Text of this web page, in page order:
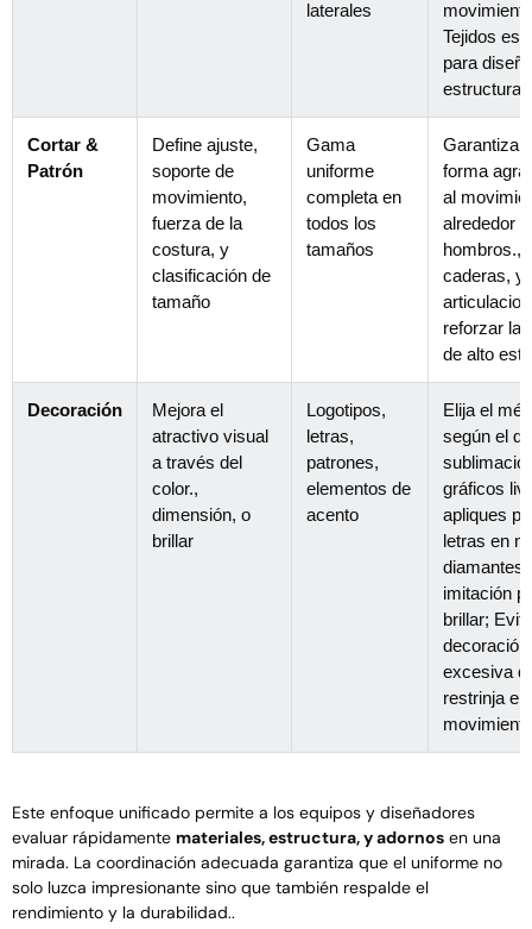
laterales
Tejidos
para
Cortar &
Patrón
Define ajuste,
soporte de
movimiento,
fuerza de la
costura, y
clasificación de
tamaño
Gama
uniforme
completa en
todos los
tamaños
Garantiza
forma
al
alrededor
hombros.,
caderas, y
reforzar
de alto
Decoración
Mejora el
atractivo visual
a través del
color.,
dimensión, o
brillar
Logotipos,
letras,
patrones,
elementos de
acento
Elija el
según el
gráficos
apliques
letras en
diamantes
imitación
brillar;
decoración
excesiva
restrinja el
Este enfoque unificado permite a los equipos y diseñadores
evaluar rápidamente materiales, estructura, y adornos en una
mirada. La coordinación adecuada garantiza que el uniforme no
solo luzca impresionante sino que también respalde el
rendimiento y la durabilidad..